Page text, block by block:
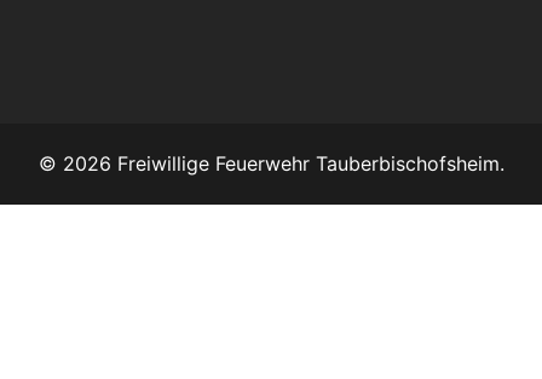
© 2026 Freiwillige Feuerwehr Tauberbischofsheim.